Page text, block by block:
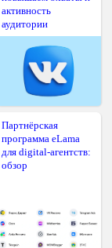
активность
аудитории
Партнёрская
программа eLama
для digital-агентств:
обзор